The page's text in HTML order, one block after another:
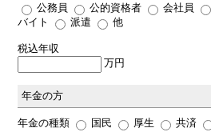
公務員
公的資格者 会社員
バイト
派遣 他
税込年収
万円
年金の方
年金の種類 国民 厚生 共済